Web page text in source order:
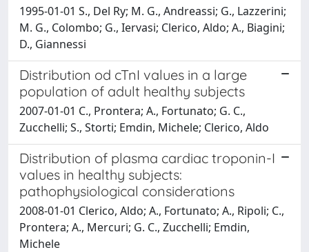
1995-01-01 S., Del Ry; M. G., Andreassi; G., Lazzerini;
M. G., Colombo; G., Iervasi; Clerico, Aldo; A., Biagini;
D., Giannessi
Distribution od cTnI values in a large
population of adult healthy subjects
2007-01-01 C., Prontera; A., Fortunato; G. C.,
Zucchelli; S., Storti; Emdin, Michele; Clerico, Aldo
Distribution of plasma cardiac troponin-I
values in healthy subjects:
pathophysiological considerations
2008-01-01 Clerico, Aldo; A., Fortunato; A., Ripoli; C.,
Prontera; A., Mercuri; G. C., Zucchelli; Emdin,
Michele